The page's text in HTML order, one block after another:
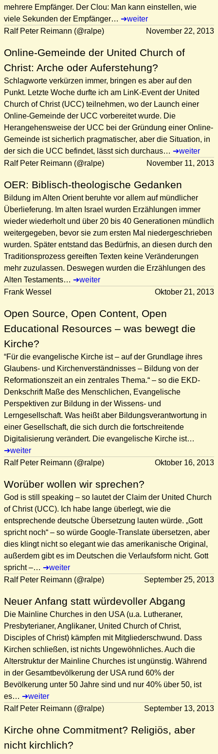
mehrere Empfänger. Der Clou: Man kann einstellen, wie
viele Sekunden der Empfänger…
weiter
Ralf Peter Reimann (@ralpe)
November 22, 2013
Online-Gemeinde der United Church of
Christ: Arche oder Auferstehung?
Schlagworte verkürzen immer, bringen es aber auf den
Punkt. Letzte Woche durfte ich am LinK-Event der United
Church of Christ (UCC) teilnehmen, wo der Launch einer
Online-Gemeinde der UCC vorbereitet wurde. Die
Herangehensweise der UCC bei der Gründung einer Online-
Gemeinde ist sicherlich pragmatischer, aber die Situation, in
der sich die UCC befindet, lässt sich durchaus…
weiter
Ralf Peter Reimann (@ralpe)
November 11, 2013
OER: Biblisch-theologische Gedanken
Bildung im Alten Orient beruhte vor allem auf mündlicher
Überlieferung. Im alten Israel wurden Erzählungen immer
wieder wiederholt und über 20 bis 40 Generationen mündlich
weitergegeben, bevor sie zum ersten Mal niedergeschrieben
wurden. Später entstand das Bedürfnis, an diesen durch den
Traditionsprozess gereiften Texten keine Veränderungen
mehr zuzulassen. Deswegen wurden die Erzählungen des
Alten Testaments…
weiter
Frank Wessel
Oktober 21, 2013
Open Source, Open Content, Open
Educational Resources – was bewegt die
Kirche?
“Für die evangelische Kirche ist – auf der Grundlage ihres
Glaubens- und Kirchenverständnisses – Bildung von der
Reformationszeit an ein zentrales Thema.“ – so die EKD-
Denkschrift Maße des Menschlichen, Evangelische
Perspektiven zur Bildung in der Wissens- und
Lerngesellschaft. Was heißt aber Bildungsverantwortung in
einer Gesellschaft, die sich durch die fortschreitende
Digitalisierung verändert. Die evangelische Kirche ist…
weiter
Ralf Peter Reimann (@ralpe)
Oktober 16, 2013
Worüber wollen wir sprechen?
God is still speaking – so lautet der Claim der United Church
of Christ (UCC). Ich habe lange überlegt, wie die
entsprechende deutsche Übersetzung lauten würde. „Gott
spricht noch“ – so würde Google-Translate übersetzen, aber
dies klingt nicht so elegant wie das amerikanische Original,
außerdem gibt es im Deutschen die Verlaufsform nicht. Gott
spricht –…
weiter
Ralf Peter Reimann (@ralpe)
September 25, 2013
Neuer Anfang statt würdevoller Abgang
Die Mainline Churches in den USA (u.a. Lutheraner,
Presbyterianer, Anglikaner, United Church of Christ,
Disciples of Christ) kämpfen mit Mitgliederschwund. Dass
Kirchen schließen, ist nichts Ungewöhnliches. Auch die
Alterstruktur der Mainline Churches ist ungünstig. Während
in der Gesamtbevölkerung der USA rund 60% der
Bevölkerung unter 50 Jahre sind und nur 40% über 50, ist
es…
weiter
Ralf Peter Reimann (@ralpe)
September 13, 2013
Kirche ohne Commitment? Religiös, aber
nicht kirchlich?